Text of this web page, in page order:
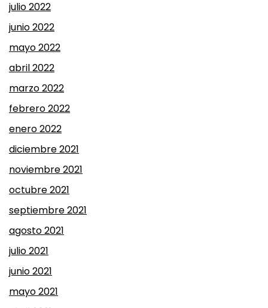
julio 2022
junio 2022
mayo 2022
abril 2022
marzo 2022
febrero 2022
enero 2022
diciembre 2021
noviembre 2021
octubre 2021
septiembre 2021
agosto 2021
julio 2021
junio 2021
mayo 2021